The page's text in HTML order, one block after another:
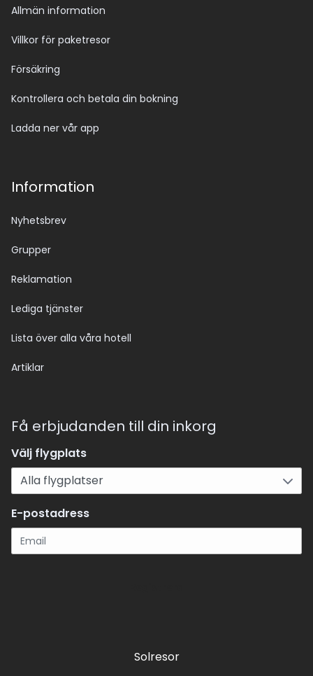
Allmän information
Villkor för paketresor
Försäkring
Kontrollera och betala din bokning
Ladda ner vår app
Information
Nyhetsbrev
Grupper
Reklamation
Lediga tjänster
Lista över alla våra hotell
Artiklar
Få erbjudanden till din inkorg
Välj flygplats
E-postadress
Solresor